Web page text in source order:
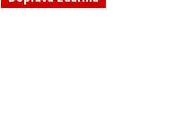
specifikujte...